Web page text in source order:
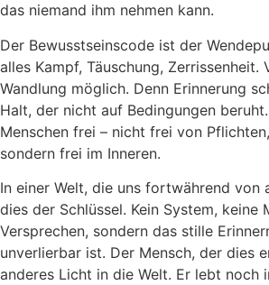
das niemand ihm nehmen kann.
Der Bewusstseinscode ist der
alles Kampf, Täuschung, Zerrissenheit.
Wandlung möglich. Denn Erinnerung
Halt, der nicht auf Bedingungen
Menschen frei – nicht frei von
sondern frei im Inneren.
In einer Welt, die uns fortwährend von
dies der Schlüssel. Kein System, keine
Versprechen, sondern das stille
unverlierbar ist. Der Mensch, der dies
anderes Licht in die Welt. Er lebt noch